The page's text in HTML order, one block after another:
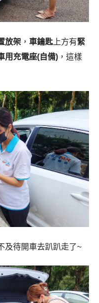
放架 ， 車鑰匙 上方有緊
用充電座(自備) ，這樣
及待開車去趴趴走了~